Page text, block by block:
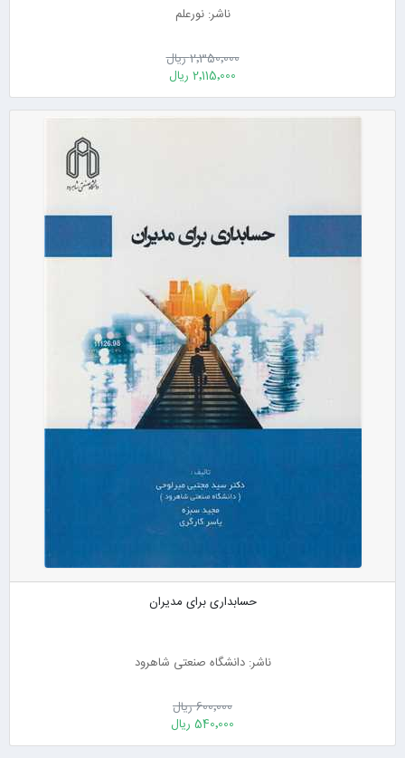
ناشر: نورعلم
2٬350٬000 ریال
2٬115٬000 ریال
حسابداری برای مدیران
ناشر: دانشگاه صنعتی شاهرود
600٬000 ریال
540٬000 ریال